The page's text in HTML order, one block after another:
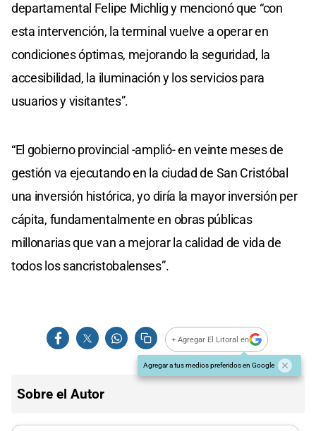
departamental Felipe Michlig y mencionó que “con
esta intervención, la terminal vuelve a operar en
condiciones óptimas, mejorando la seguridad, la
accesibilidad, la iluminación y los servicios para
usuarios y visitantes”.
“El gobierno provincial -amplió- en veinte meses de
gestión va ejecutando en la ciudad de San Cristóbal
una inversión histórica, yo diría la mayor inversión per
cápita, fundamentalmente en obras públicas
millonarias que van a mejorar la calidad de vida de
todos los sancristobalenses”.
+ Agregar El Litoral en
Agregar a tus medios preferidos en Google
Sobre el Autor